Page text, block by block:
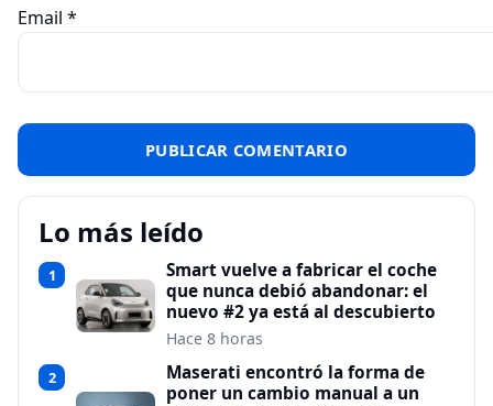
Email *
Lo más leído
1
Smart vuelve a fabricar el coche
que nunca debió abandonar: el
nuevo #2 ya está al descubierto
Hace 8 horas
2
Maserati encontró la forma de
poner un cambio manual a un